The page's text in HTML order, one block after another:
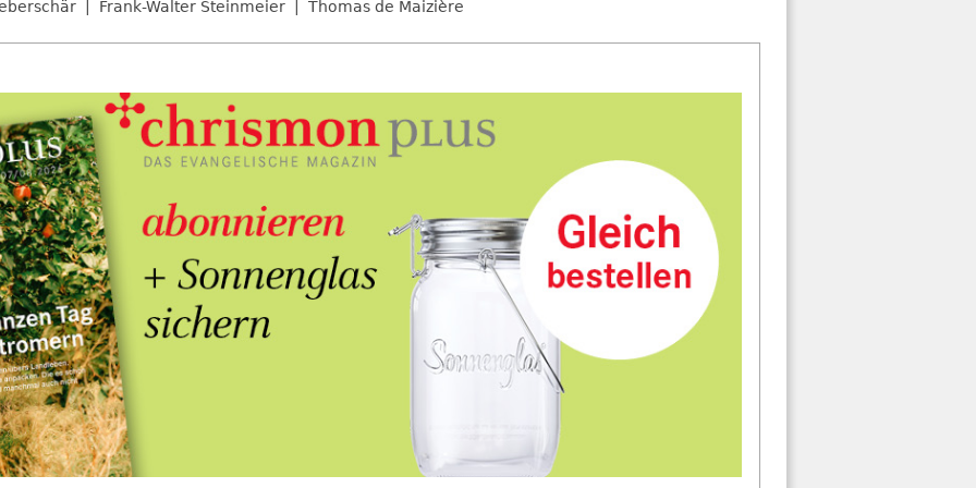
Frank-Walter Steinmeier Thomas de Maizière